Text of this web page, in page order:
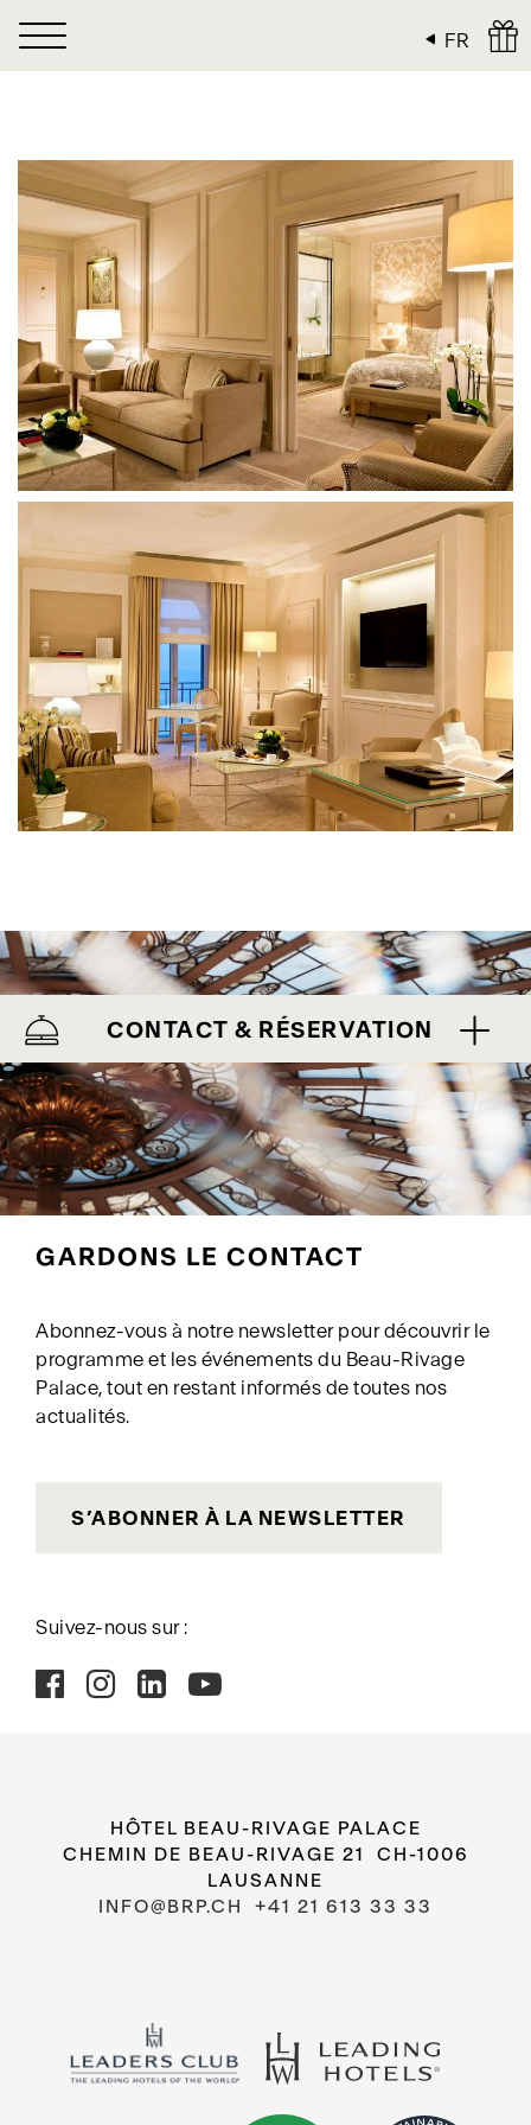
FR
CONTACT & RÉSERVATION
GARDONS LE CONTACT
Abonnez-vous à notre newsletter pour découvrir le
programme et les événements du Beau-Rivage
Palace, tout en restant informés de toutes nos
actualités.
S’ABONNER À LA NEWSLETTER
Suivez-nous sur :
HÔTEL BEAU-RIVAGE PALACE
CHEMIN DE BEAU-RIVAGE 21 CH-1006
LAUSANNE
INFO@BRP.CH
+41 21 613 33 33